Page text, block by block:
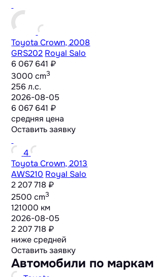
Toyota Crown, 2008
GRS202 Royal Salo
6 067 641 ₽
3000 cm3
256 л.с.
2026-08-05
6 067 641 ₽
средняя цена
Оставить заявку
4
Toyota Crown, 2013
AWS210 Royal Salo
2 207 718 ₽
2500 cm3
121000 км
2026-08-05
2 207 718 ₽
ниже средней
Оставить заявку
Автомобили по маркам